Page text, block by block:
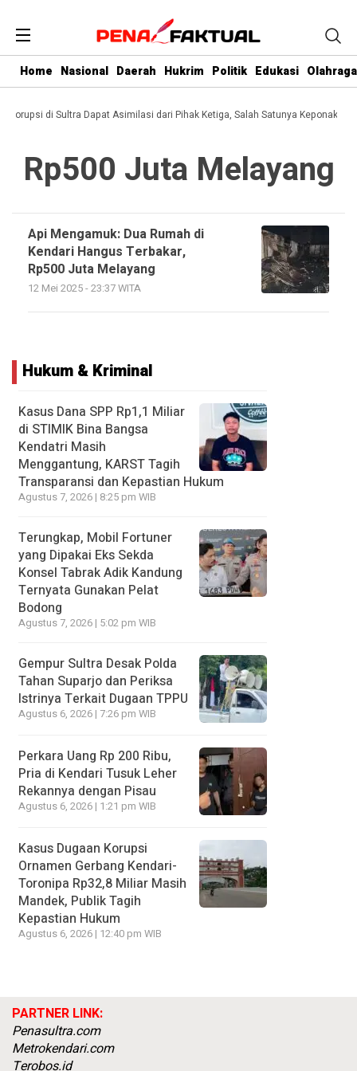
Home Nasional Daerah Hukrim Politik Edukasi Olahraga
Korupsi di Sultra Dapat Asimilasi dari Pihak Ketiga, Salah Satunya Keponakan
Rp500 Juta Melayang
Api Mengamuk: Dua Rumah di
Kendari Hangus Terbakar,
Rp500 Juta Melayang
12 Mei 2025 - 23:37 WITA
Hukum & Kriminal
Kasus Dana SPP Rp1,1 Miliar
di STIMIK Bina Bangsa
Kendatri Masih
Menggantung, KARST Tagih
Transparansi dan Kepastian Hukum
Agustus 7, 2026 | 8:25 pm WIB
Terungkap, Mobil Fortuner
yang Dipakai Eks Sekda
Konsel Tabrak Adik Kandung
Ternyata Gunakan Pelat
Bodong
Agustus 7, 2026 | 5:02 pm WIB
Gempur Sultra Desak Polda
Tahan Suparjo dan Periksa
Istrinya Terkait Dugaan TPPU
Agustus 6, 2026 | 7:26 pm WIB
Perkara Uang Rp 200 Ribu,
Pria di Kendari Tusuk Leher
Rekannya dengan Pisau
Agustus 6, 2026 | 1:21 pm WIB
Kasus Dugaan Korupsi
Ornamen Gerbang Kendari-
Toronipa Rp32,8 Miliar Masih
Mandek, Publik Tagih
Kepastian Hukum
Agustus 6, 2026 | 12:40 pm WIB
PARTNER LINK:
Penasultra.com
Metrokendari.com
Terobos.id